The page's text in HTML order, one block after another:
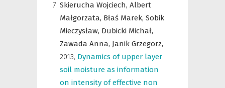
Skierucha Wojciech, Albert
Małgorzata, Błaś Marek, Sobik
Mieczysław, Dubicki Michał,
Zawada Anna, Janik Grzegorz,
2013, Dynamics of upper layer
soil moisture as information
on intensity of effective non